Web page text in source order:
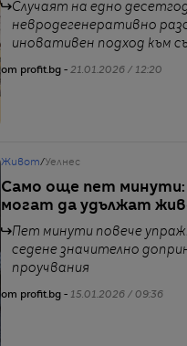
Случаят на едно
невродегенеративно
иновативен подход към
от profit.bg - 21.01.2026 / 12:20
Живот/Уелнес
Само още пет
могат да удължат
Пет минути повече
седене значително
проучвания
от profit.bg - 15.01.2026 / 09:36